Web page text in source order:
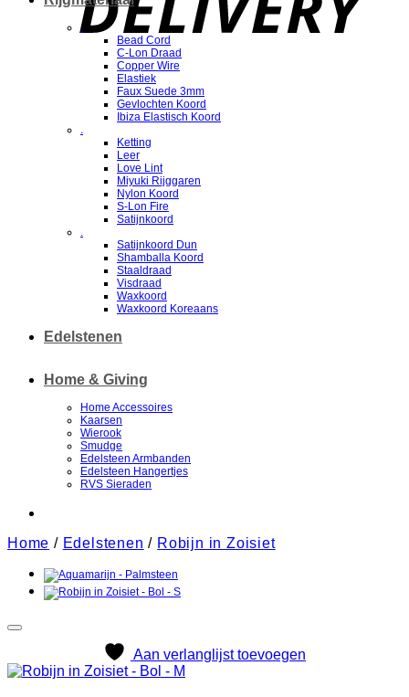
.
Bead Cord
C-Lon Draad
Copper Wire
Elastiek
Faux Suede 3mm
Gevlochten Koord
Ibiza Elastisch Koord
.
Ketting
Leer
Love Lint
Miyuki Rijggaren
Nylon Koord
S-Lon Fire
Satijnkoord
.
Satijnkoord Dun
Shamballa Koord
Staaldraad
Visdraad
Waxkoord
Waxkoord Koreaans
Edelstenen
Home & Giving
Home Accessoires
Kaarsen
Wierook
Smudge
Edelsteen Armbanden
Edelsteen Hangertjes
RVS Sieraden
Home / Edelstenen / Robijn in Zoisiet
Aan verlanglijst toevoegen